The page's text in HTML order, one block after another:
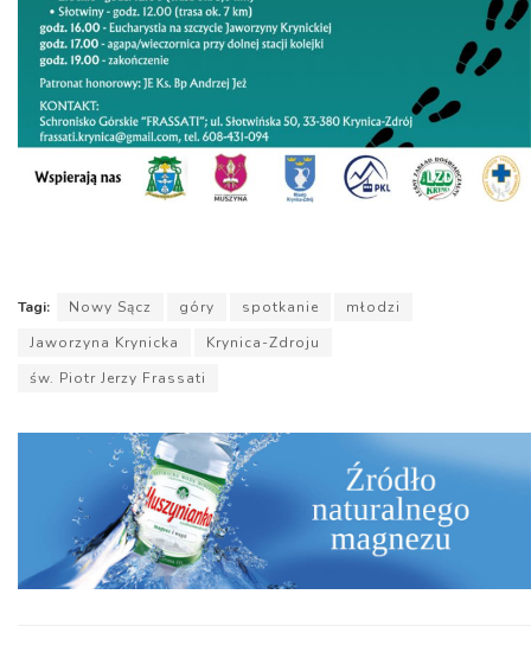
Tagi: Nowy Sącz góry spotkanie
młodzi
Jaworzyna Krynicka
Krynica-Zdroju
św. Piotr Jerzy Frassati